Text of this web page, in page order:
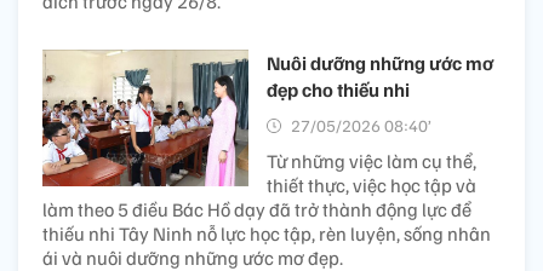
Nuôi dưỡng những ước mơ
đẹp cho thiếu nhi
27/05/2026 08:40’
Từ những việc làm cụ thể,
thiết thực, việc học tập và
làm theo 5 điều Bác Hồ dạy đã trở thành động lực để
thiếu nhi Tây Ninh nỗ lực học tập, rèn luyện, sống nhân
ái và nuôi dưỡng những ước mơ đẹp.